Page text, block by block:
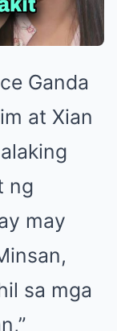
Ganda
at Xian
ng
may
sa mga